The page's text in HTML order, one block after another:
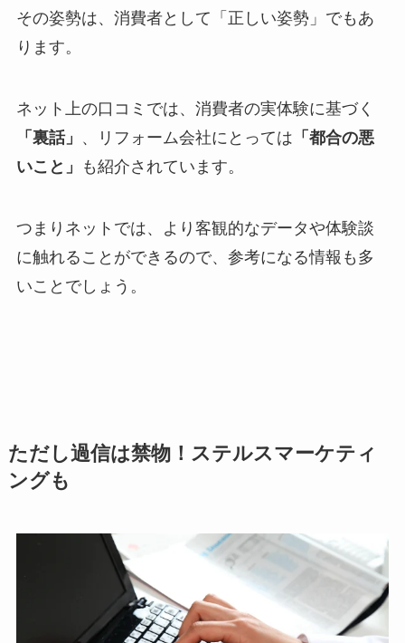
その姿勢は、消費者として「正しい姿勢」でもあ
ります。
ネット上の口コミでは、消費者の実体験に基づく
「裏話」 、リフォーム会社にとっては 「都合の悪
いこと」
も紹介されています。
つまりネットでは、より客観的なデータや体験談
に触れることができるので、参考になる情報も多
いことでしょう。
ただし過信は禁物！ステルスマーケティ
ングも